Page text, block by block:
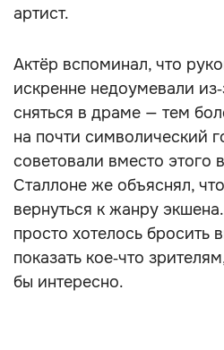
артист.
Актёр вспоминал, что
искренне недоумевали
сняться в драме — тем
на почти символический
советовали вместо этого
Сталлоне же объяснял,
вернуться к жанру
просто хотелось бросить
показать кое‑что
бы интересно.